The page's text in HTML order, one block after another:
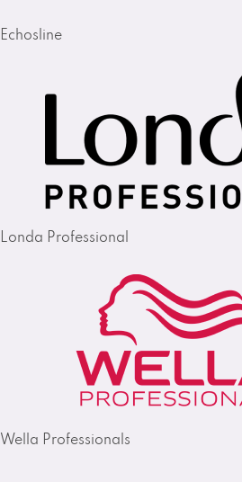
Echosline
Londa Professional
Wella Professionals